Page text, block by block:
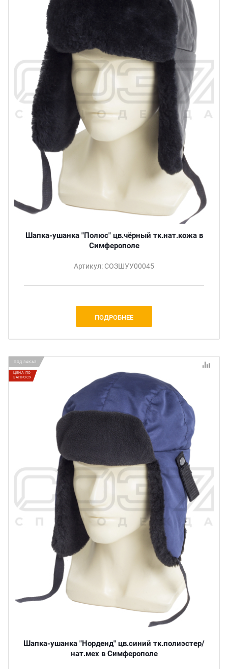
Шапка-ушанка "Полюс" цв.чёрный тк.нат.кожа в
Симферополе
Артикул: СОЗШУУ00045
ПОДРОБНЕЕ
ПОД ЗАКАЗ
ЦЕНА ПО
ЗАПРОСУ
Шапка-ушанка "Норденд" цв.синий тк.полиэстер/
нат.мех в Симферополе